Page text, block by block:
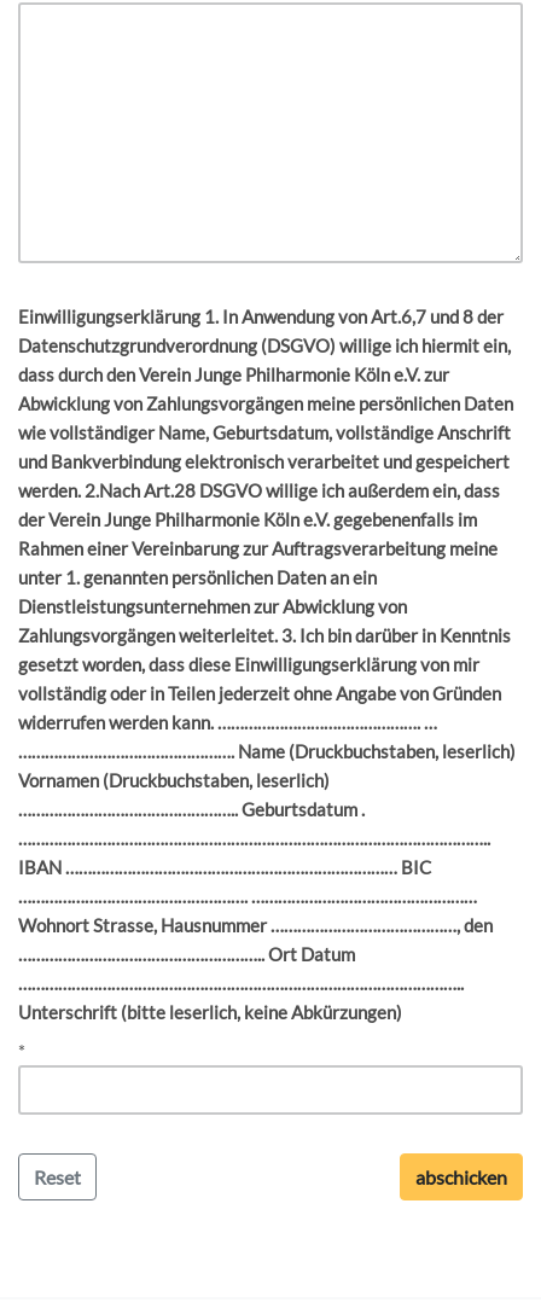
Einwilligungserklärung 1. In Anwendung von Art.6,7 und 8 der
Datenschutzgrundverordnung (DSGVO) willige ich hiermit ein,
dass durch den Verein Junge Philharmonie Köln e.V. zur
Abwicklung von Zahlungsvorgängen meine persönlichen Daten
wie vollständiger Name, Geburtsdatum, vollständige Anschrift
und Bankverbindung elektronisch verarbeitet und gespeichert
werden. 2.Nach Art.28 DSGVO willige ich außerdem ein, dass
der Verein Junge Philharmonie Köln e.V. gegebenenfalls im
Rahmen einer Vereinbarung zur Auftragsverarbeitung meine
unter 1. genannten persönlichen Daten an ein
Dienstleistungsunternehmen zur Abwicklung von
Zahlungsvorgängen weiterleitet. 3. Ich bin darüber in Kenntnis
gesetzt worden, dass diese Einwilligungserklärung von mir
vollständig oder in Teilen jederzeit ohne Angabe von Gründen
widerrufen werden kann. ………………………………………. …
…………………………………………. Name (Druckbuchstaben, leserlich)
Vornamen (Druckbuchstaben, leserlich)
………………………………………….. Geburtsdatum .
……………………………………………………………………………………………..
IBAN ………………………………………………………………… BIC
……………………………………………. ……………………………………………
Wohnort Strasse, Hausnummer ……………………………………, den
……………………………………………….. Ort Datum
………………………………………………………………………………………..
Unterschrift (bitte leserlich, keine Abkürzungen)
*